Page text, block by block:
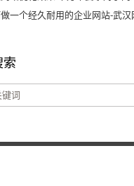
一个经久耐用的企业网站-武汉
索